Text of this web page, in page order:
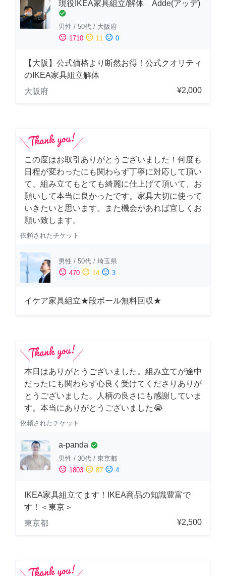
現役IKEA家具組立/解体 Adde(アッデ)
check_circle
男性 / 50代 / 大阪府
sentiment_satisfied 1710 sentiment_neutral 11 sentiment_dissatisfied 0
【大阪】公式価格より断然お得！公式クオリティ
のIKEA家具組立解体
大阪府
¥2,000
この度はお取引ありがとうございました！何度も
日程が変わったにも関わらず丁寧に対応して頂い
て、組み立てもとても綺麗に仕上げて頂いて、お
願いして本当に良かったです。家具大切に使って
いきたいと思います。また機会があれば宜しくお
願い致します。
依頼されたチケット
男性 / 50代 / 埼玉県
sentiment_satisfied 470 sentiment_neutral 14 sentiment_dissatisfied 3
イケア家具組立★段ボール無料回収★
本日はありがとうございました。組み立てが途中
だったにも関わらず心良く受けてくださりありが
とうございました。人柄の良さにも感謝していま
す。本当にありがとうございました😭
依頼されたチケット
a-panda check_circle
男性 / 30代 / 東京都
sentiment_satisfied 1803 sentiment_neutral 87 sentiment_dissatisfied 4
IKEA家具組立てます！IKEA商品の知識豊富で
す！＜東京＞
東京都
¥2,500